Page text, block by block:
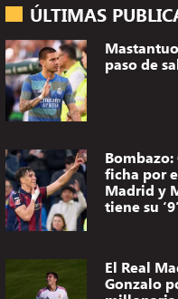
ÚLTIMAS
paso de
Bombazo:
ficha por
Madrid y
tiene su ‘9’
El Real
Gonzalo